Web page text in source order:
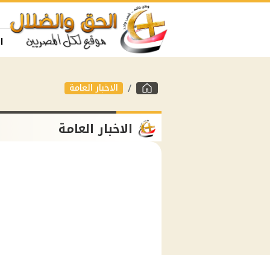
الاخبار العامة
الاخبار العامة